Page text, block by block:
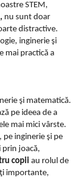
STEM,
nu sunt doar
distractive.
inginerie şi
mai practică a
şi matematică.
pe ideea de a
mai mici vârste.
pe inginerie şi pe
prin joacă,
copii au rolul de
importante,